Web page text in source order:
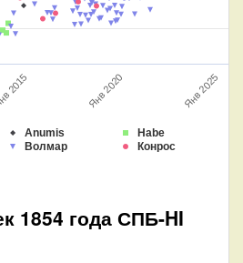
Anumis
Habe
Волмар Конрос
2015 Янв 2020 Янв 2025
1854 года СПБ-HI